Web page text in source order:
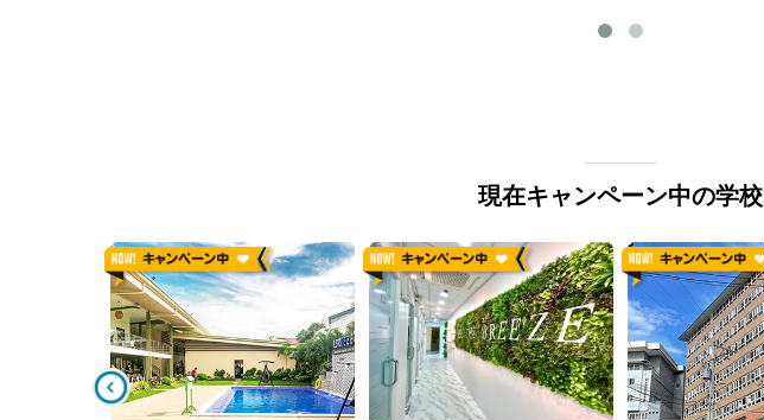
現在キャンペーン中の学校